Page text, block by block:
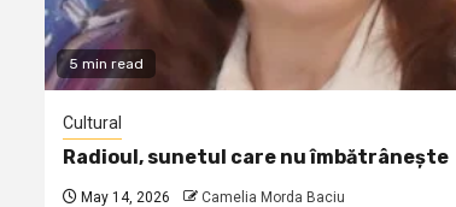
5 min read
Cultural
Radioul, sunetul care nu îmbătrânește
May 14, 2026 Camelia Morda Baciu